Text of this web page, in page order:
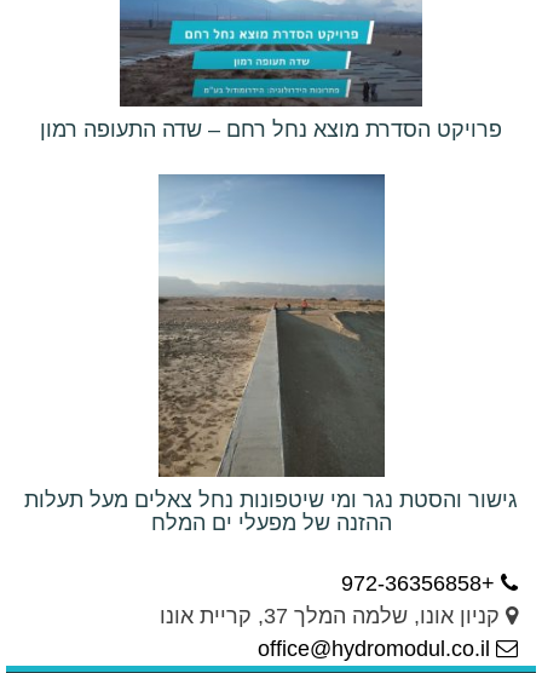
פרויקט הסדרת מוצא נחל רחם – שדה התעופה רמון
גישור והסטת נגר ומי שיטפונות נחל צאלים מעל תעלות
ההזנה של מפעלי ים המלח
+972-36356858
קניון אונו, שלמה המלך 37, קריית אונו